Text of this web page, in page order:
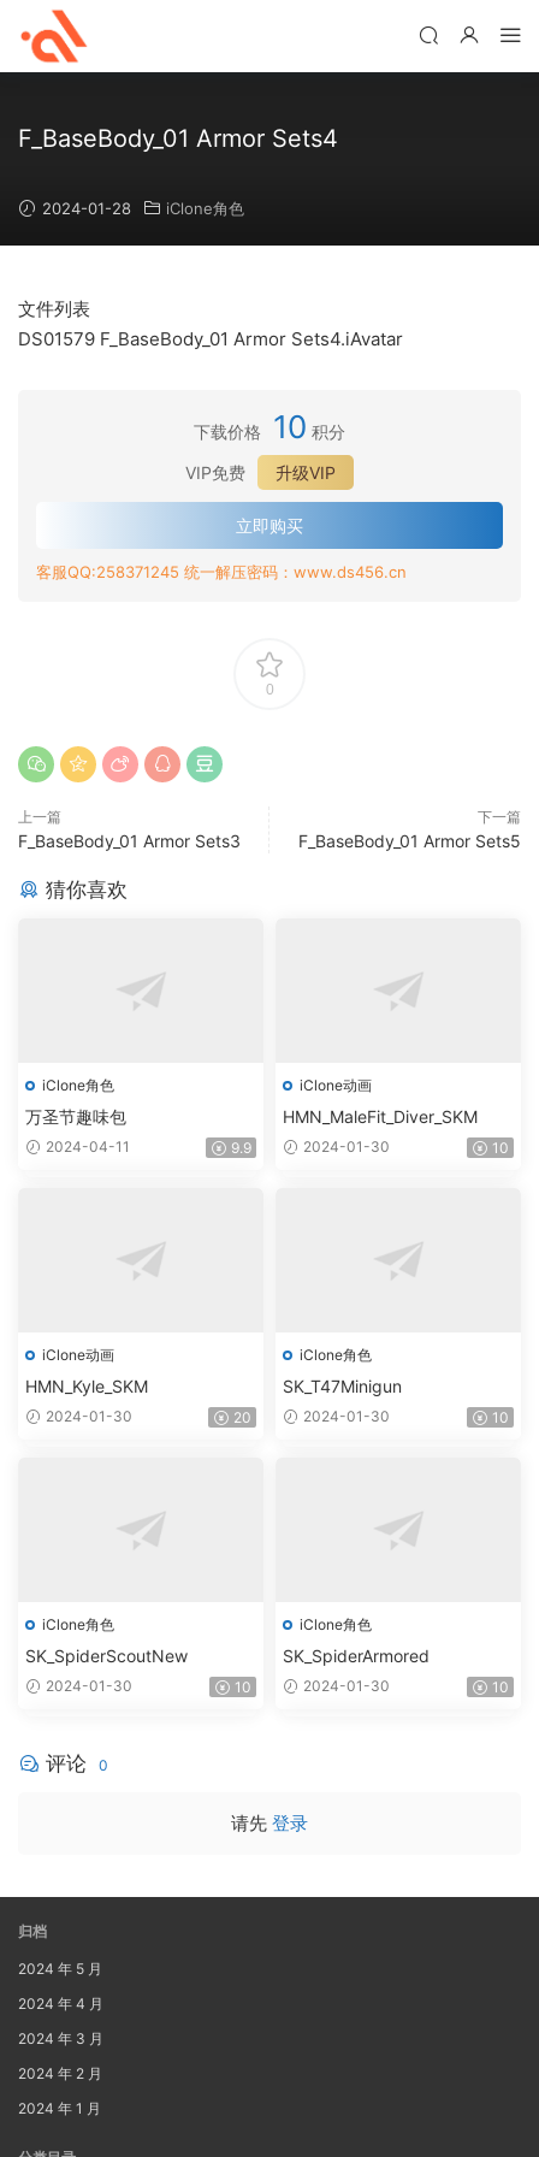
F_BaseBody_01 Armor Sets4
2024-01-28 iClone角色
文件列表
DS01579 F_BaseBody_01 Armor Sets4.iAvatar
下载价格 10 积分
VIP免费
升级VIP
立即购买
客服QQ:258371245 统一解压密码：www.ds456.cn
0
上一篇
F_BaseBody_01 Armor Sets3
下一篇
F_BaseBody_01 Armor Sets5
猜你喜欢
iClone角色
万圣节趣味包
2024-04-11 9.9
iClone动画
HMN_MaleFit_Diver_SKM
2024-01-30 10
iClone动画
HMN_Kyle_SKM
2024-01-30 20
iClone角色
SK_T47Minigun
2024-01-30 10
iClone角色
SK_SpiderScoutNew
2024-01-30 10
iClone角色
SK_SpiderArmored
2024-01-30 10
评论 0
请先 登录
归档
2024 年 5 月
2024 年 4 月
2024 年 3 月
2024 年 2 月
2024 年 1 月